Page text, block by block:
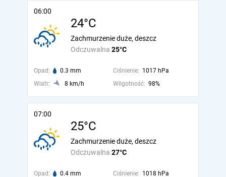
06:00
24°C
Odczuwalna 25°C
Zachmurzenie duże, deszcz
Opad: 0.3 mm Ciśnienie: 1017 hPa
Wiatr:
8 km/h Wilgotność: 98%
07:00
25°C
Odczuwalna 27°C
Zachmurzenie duże, deszcz
Opad: 0.4 mm Ciśnienie: 1018 hPa